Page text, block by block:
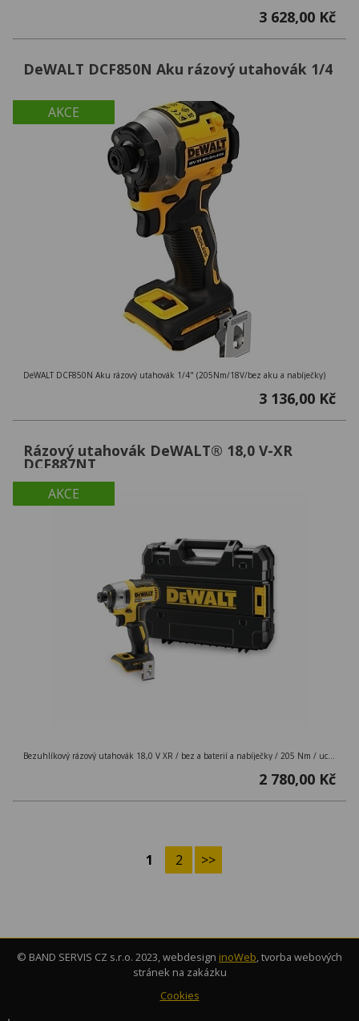
3 628,00 Kč
AKCE
DeWALT DCF850N Aku rázový utahovák 1/4
DeWALT DCF850N Aku rázový utahovák 1/4" (205Nm/18V/bez aku a nabíječky)
3 136,00 Kč
AKCE
Rázový utahovák DeWALT® 18,0 V-XR
DCF887NT
Bezuhlíkový rázový utahovák 18,0 V XR / bez a baterií a nabíječky / 205 Nm / uchycení 1/4´´ / M12 / kufr TSTAK
2 780,00 Kč
1 2 >>
© BAND SERVIS CZ s.r.o. 2023, webdesign inoWeb, tvorba webových
stránek na zakázku
Cookies